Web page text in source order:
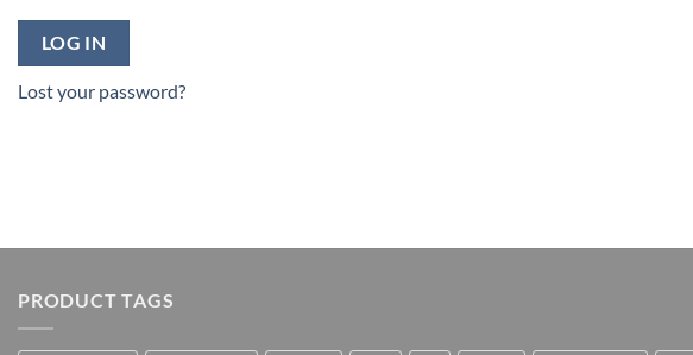
LOG IN
Lost your password?
PRODUCT TAGS